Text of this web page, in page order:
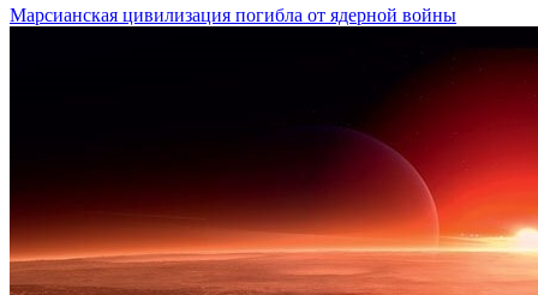
Марсианская цивилизация погибла от ядерной войны